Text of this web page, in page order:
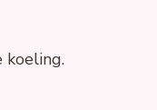
koeling.